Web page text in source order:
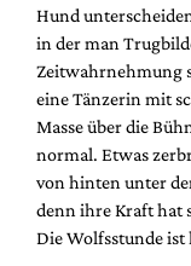
Hund
in der man
Zeitwahrnehmung
eine Tänzerin mit
Masse über die
normal. Etwas
von hinten unter
denn ihre Kraft hat
Die Wolfsstunde ist